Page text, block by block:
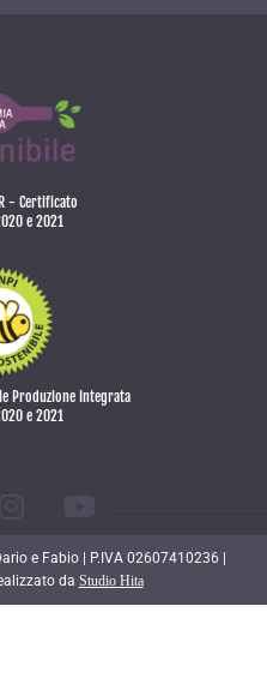
- Certificato
e 2021
Produzione Integrata
e 2021
e Fabio | P.IVA 02607410236 |
da Studio Hita